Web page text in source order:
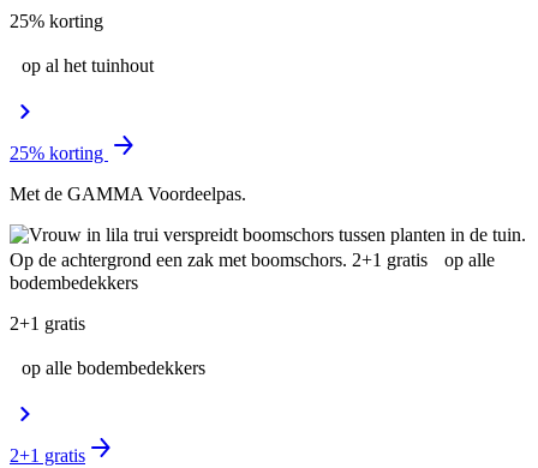
25% korting
op al het tuinhout
25% korting
Met de GAMMA Voordeelpas.
2+1 gratis
op alle bodembedekkers
2+1 gratis